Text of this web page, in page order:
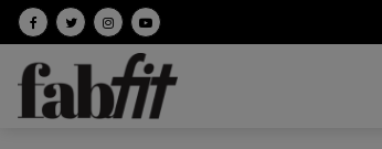
Follow on facebook
Follow on Twitter
Follow on Instagram
Follow on Youtube